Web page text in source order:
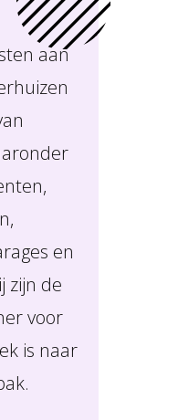
aan
en
zijn de
voor
is naar